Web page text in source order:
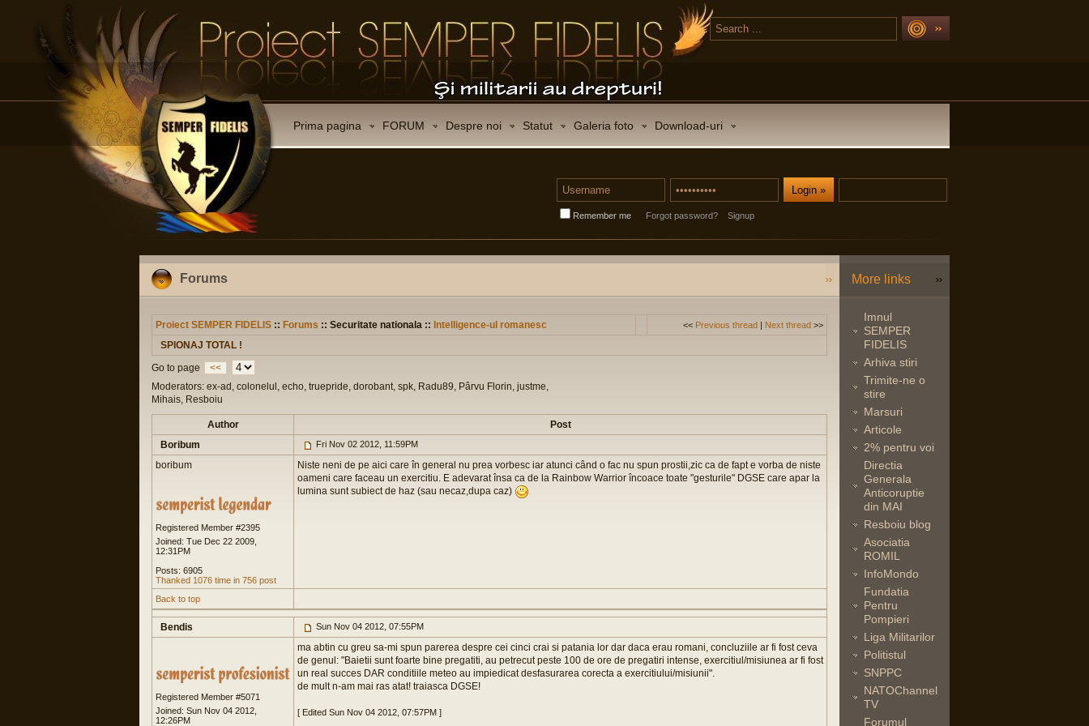
Prima pagina FORUM Despre noi Statut Galeria foto Download-uri
Remember me Forgot password? Signup
Forums
Proiect SEMPER FIDELIS :: Forums :: Securitate nationala :: Intelligence-ul romanesc << Previous thread | Next thread >>
SPIONAJ TOTAL !
Go to page
<<
Moderators: ex-ad, colonelul, echo, truepride, dorobant, spk, Radu89, Pârvu Florin, justme,
Mihais, Resboiu
Author
Post
Boribum
Fri Nov 02 2012, 11:59PM
boribum
Registered Member #2395
Joined: Tue Dec 22 2009,
12:31PM
Posts: 6905
Thanked 1076 time in 756 post
Niste neni de pe aici care în general nu prea vorbesc iar atunci când o fac nu spun prostii,zic ca de fapt e vorba de niste
oameni care faceau un exercitiu. E adevarat însa ca de la Rainbow Warrior încoace toate "gesturile" DGSE care apar la
lumina sunt subiect de haz (sau necaz,dupa caz)
Back to top
Bendis Sun Nov 04 2012, 07:55PM
Registered Member #5071
Joined: Sun Nov 04 2012,
12:26PM
ma abtin cu greu sa-mi spun parerea despre cei cinci crai si patania lor dar daca erau romani, concluziile ar fi fost ceva
de genul: "Baietii sunt foarte bine pregatiti, au petrecut peste 100 de ore de pregatiri intense, exercitiul/misiunea ar fi fost
un real succes DAR conditiile meteo au impiedicat desfasurarea corecta a exercitiului/misiunii".
de mult n-am mai ras atat! traiasca DGSE!
[ Edited Sun Nov 04 2012, 07:57PM ]
More links
Imnul
SEMPER
FIDELIS
Arhiva stiri
Trimite-ne o
stire
Marsuri
Articole
2% pentru voi
Directia
Generala
Anticoruptie
din MAI
Resboiu blog
Asociatia
ROMIL
InfoMondo
Fundatia
Pentru
Pompieri
Liga Militarilor
Politistul
SNPPC
NATOChannel
TV
Forumul